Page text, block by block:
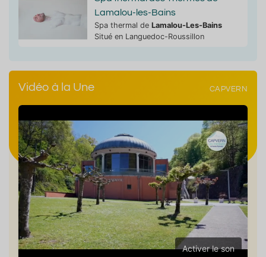
Lamalou-les-Bains
Spa thermal de Lamalou-Les-Bains
Situé en Languedoc-Roussillon
Vidéo à la Une CAPVERN
Activer le son